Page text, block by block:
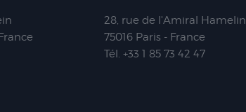
28, rue de l'Amiral Hamelin
75016 Paris - France
Tél. +33 1 85 73 42 47